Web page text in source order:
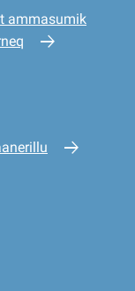
ammasumik